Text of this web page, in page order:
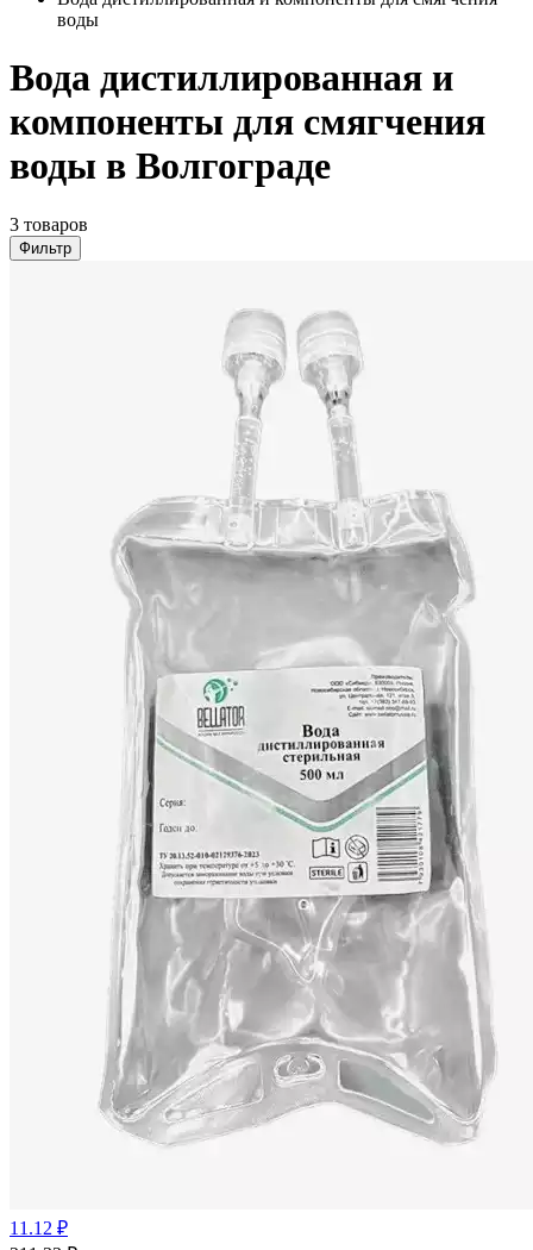
воды
Вода дистиллированная и
компоненты для смягчения
воды в Волгограде
3 товаров
Фильтр
11.12 ₽